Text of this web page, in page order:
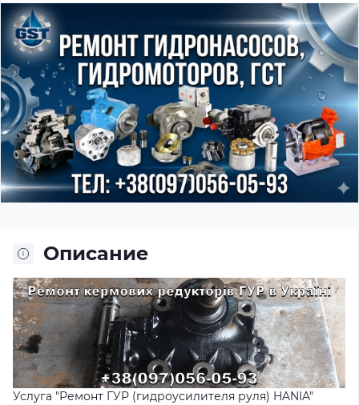
Описание
Услуга "Ремонт ГУР (гидроусилителя руля) HANIA"